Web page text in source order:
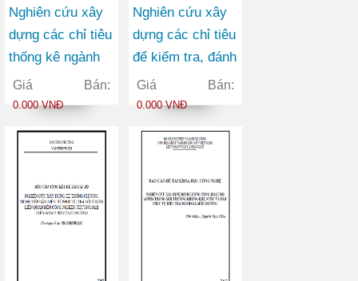
Nghiên cứu xây
dựng các chỉ tiêu
thống kê ngành
KHCN, chế độ
báo cáo tống kê,
mục tiêu kinh tế
động nghiên cứu
KHCN, lĩnh vực
Giá Bán:
0.000 VNĐ
Nghiên cứu xây
dựng các chỉ tiêu
để kiểm tra, đánh
giá chất lượng
tấm băng cho
Giá Bán:
0.000 VNĐ